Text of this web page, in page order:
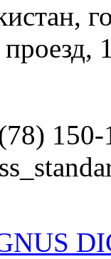
150-